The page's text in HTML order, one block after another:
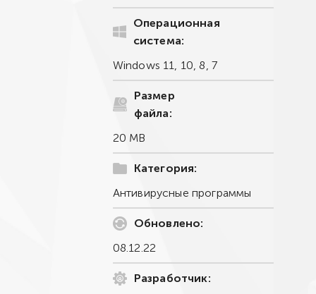
Операционная
система:
Windows 11, 10, 8, 7
Размер
файла:
20 MB
Категория:
Антивирусные программы
Обновлено:
08.12.22
Разработчик: